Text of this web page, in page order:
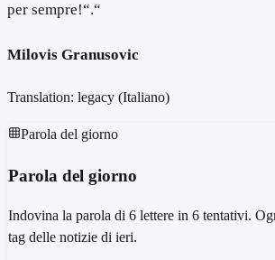
per sempre!“.“
Milovis Granusovic
Translation: legacy (Italiano)
Parola del giorno
Parola del giorno
Indovina la parola di 6 lettere in 6 tentativi.
tag delle notizie di ieri.